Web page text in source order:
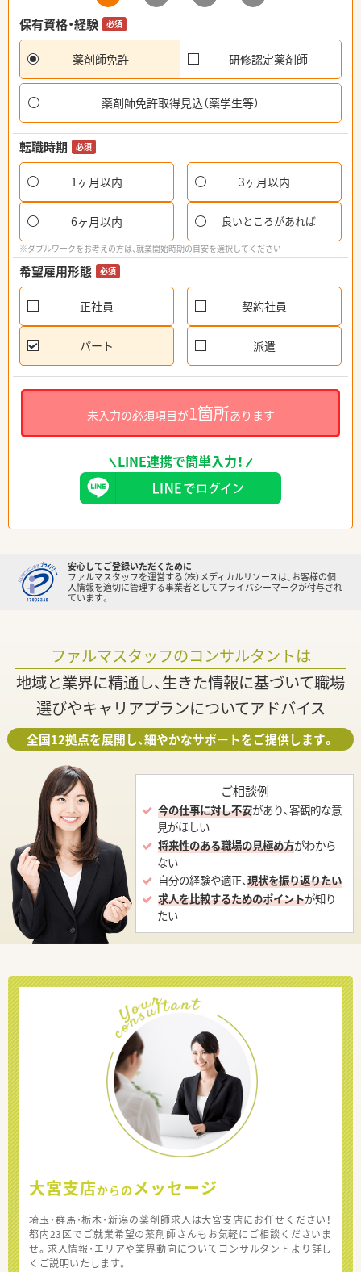
保有資格・経験
必須
薬剤師免許 研修認定薬剤師
薬剤師免許取得見込（薬学生等）
転職時期 必須
1ヶ月以内 3ヶ月以内
6ヶ月以内 良いところがあれば
※ダブルワークをお考えの方は、就業開始時期の目安を選択してください
希望雇用形態 必須
正社員 契約社員
パート 派遣
未入力の必須項目が1箇所あります
LINE連携で簡単入力！
安心してご登録いただくために
ファルマスタッフを運営する（株）メディカルリソースは、お客様の個
人情報を適切に管理する事業者としてプライバシーマークが付与され
ています。
ファルマスタッフのコンサルタントは
地域と業界に精通し、生きた情報に基づいて職場
選びやキャリアプランについてアドバイス
全国12拠点を展開し、細やかなサポートをご提供します。
ご相談例
今の仕事に対し不安があり、客観的な意
見がほしい
将来性のある職場の見極め方がわから
ない
自分の経験や適正、現状を振り返りたい
求人を比較するためのポイントが知り
たい
大宮支店からの メッセージ
埼玉・群馬・栃木・新潟の薬剤師求人は大宮支店にお任せください！
都内23区でご就業希望の薬剤師さんもお気軽にご相談くださいま
せ。求人情報・エリアや業界動向についてコンサルタントより詳し
くご説明いたします。